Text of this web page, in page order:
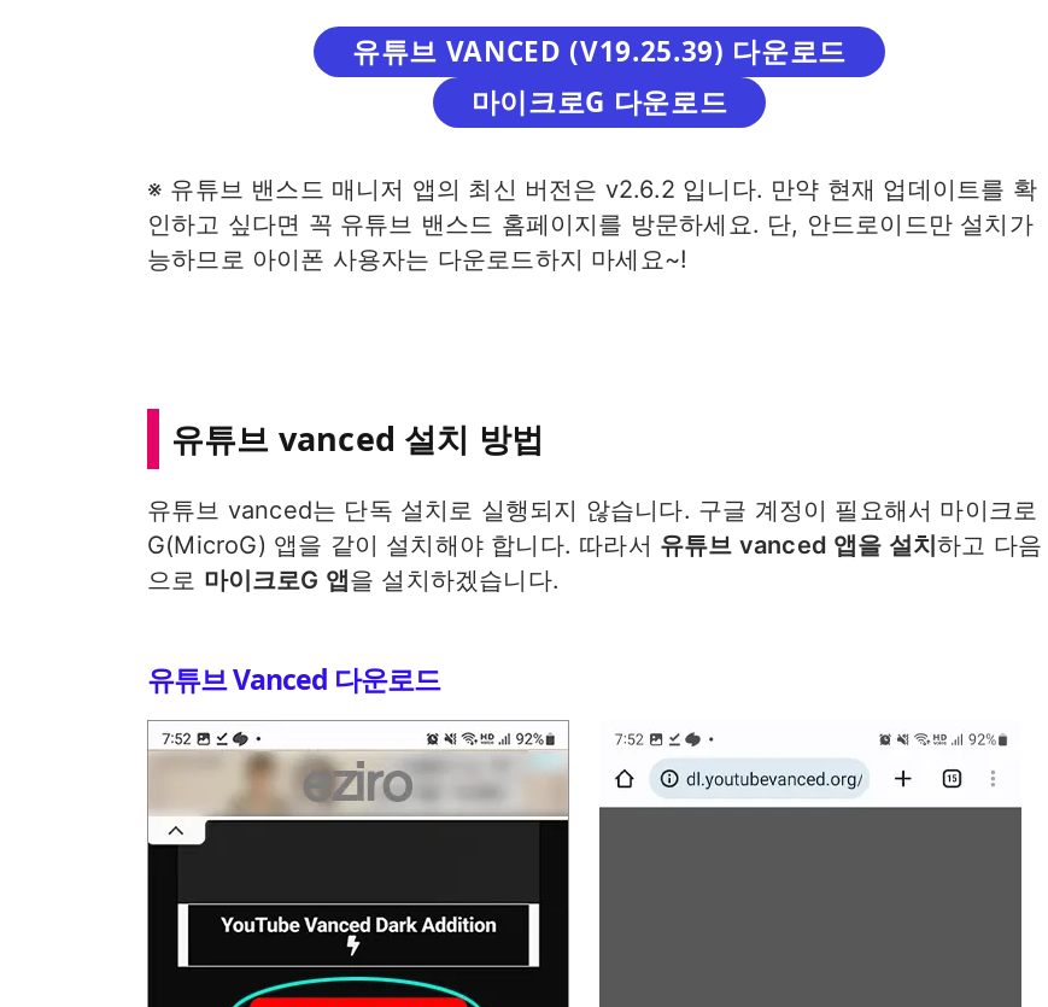
유튜브 VANCED (V19.25.39) 다운로드
마이크로G 다운로드
※ 유튜브 밴스드 매니저 앱의 최신 버전은 v2.6.2 입니다. 만약 현재 업데이트를 확
인하고 싶다면 꼭 유튜브 밴스드 홈페이지를 방문하세요. 단, 안드로이드만 설치가
능하므로 아이폰 사용자는 다운로드하지 마세요~!
유튜브 vanced 설치 방법
유튜브 vanced는 단독 설치로 실행되지 않습니다. 구글 계정이 필요해서 마이크로
G(MicroG) 앱을 같이 설치해야 합니다. 따라서 유튜브 vanced 앱을 설치하고 다음
으로 마이크로G 앱을 설치하겠습니다.
유튜브 Vanced 다운로드